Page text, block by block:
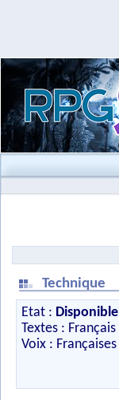
Technique
Etat : Disponible
Textes : Français
Voix : Françaises